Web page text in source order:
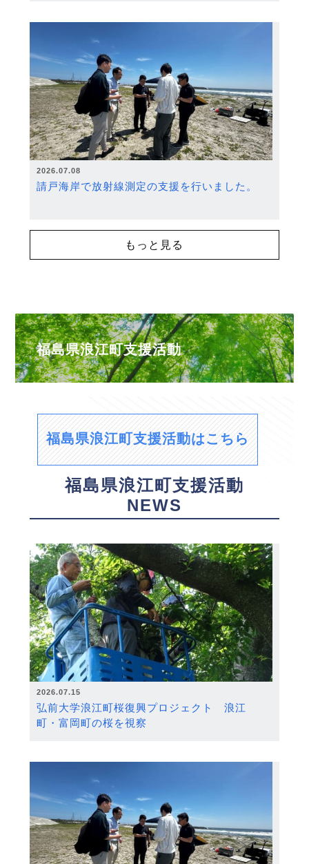
2026.07.08
請戸海岸で放射線測定の支援を行いました。
もっと見る
福島県浪江町支援活動
福島県浪江町支援活動はこちら
福島県浪江町支援活動
NEWS
2026.07.15
弘前大学浪江町桜復興プロジェクト 浪江
町・富岡町の桜を視察